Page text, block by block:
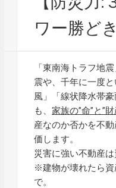
ワー勝どき
「東南海トラフ地
震や、千年に一度
風」「線状降水帯
も、家族の”命”と”
産なのか否かを不
価します。
災害に強い不動産は
※建物が壊れたら
で。